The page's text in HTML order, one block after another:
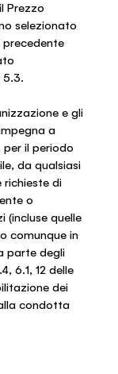
Prezzo
selezionato
precedente
5.3.
e gli
a
per il periodo
da qualsiasi
richieste di
o
(incluse quelle
comunque in
parte degli
6.1, 12 delle
dei
condotta